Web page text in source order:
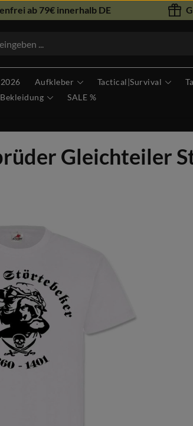
ab 79€ innerhalb DE
Aufkleber Tactical|Survival
Bekleidung SALE %
Gleichteiler